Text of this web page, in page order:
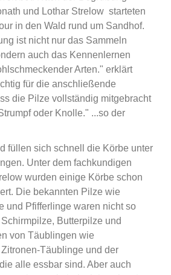
und Lothar Strelow starteten
in den Wald rund um Sandhof.
ist nicht nur das Sammeln
auch das Kennenlernen
Arten." erklärt
für die anschließende
die Pilze vollständig mitgebracht
oder Knolle." ...so der
füllen sich schnell die Körbe unter
Unter dem fachkundigen
wurden einige Körbe schon
Die bekannten Pilze wie
und Pfifferlinge waren nicht so
Butterpilze und
von Täublingen wie
Täublinge und der
alle essbar sind. Aber auch